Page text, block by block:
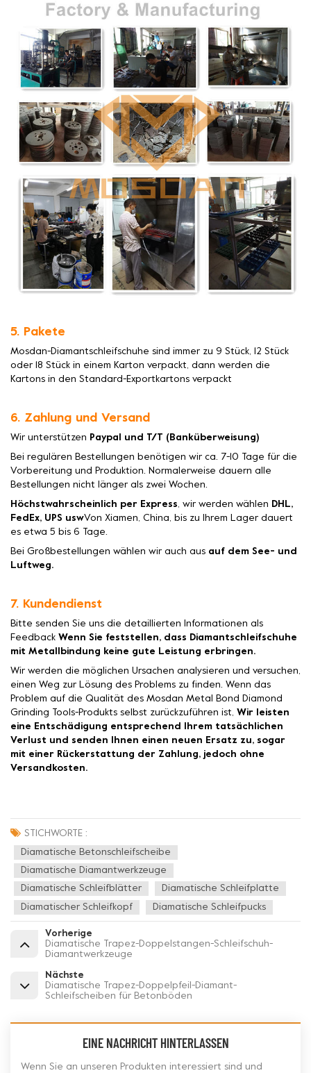
5. Pakete
Mosdan-Diamantschleifschuhe sind immer zu 9 Stück, 12 Stück
oder 18 Stück in einem Karton verpackt, dann werden die
Kartons in den Standard-Exportkartons verpackt
6. Zahlung und Versand
Wir unterstützen Paypal und T/T (Banküberweisung)
Bei regulären Bestellungen benötigen wir ca. 7-10 Tage für die
Vorbereitung und Produktion. Normalerweise dauern alle
Bestellungen nicht länger als zwei Wochen.
Höchstwahrscheinlich per Express, wir werden wählen DHL,
FedEx, UPS uswVon Xiamen, China, bis zu Ihrem Lager dauert
es etwa 5 bis 6 Tage.
Bei Großbestellungen wählen wir auch aus auf dem See- und
Luftweg.
7. Kundendienst
Bitte senden Sie uns die detaillierten Informationen als
Feedback Wenn Sie feststellen, dass Diamantschleifschuhe
mit Metallbindung keine gute Leistung erbringen.
Wir werden die möglichen Ursachen analysieren und versuchen,
einen Weg zur Lösung des Problems zu finden. Wenn das
Problem auf die Qualität des Mosdan Metal Bond Diamond
Grinding Tools-Produkts selbst zurückzuführen ist, Wir leisten
eine Entschädigung entsprechend Ihrem tatsächlichen
Verlust und senden Ihnen einen neuen Ersatz zu, sogar
mit einer Rückerstattung der Zahlung, jedoch ohne
Versandkosten.
STICHWORTE :
Diamatische Betonschleifscheibe
Diamatische Diamantwerkzeuge
Diamatische Schleifblätter
Diamatische Schleifplatte
Diamatischer Schleifkopf Diamatische Schleifpucks
Vorherige
Diamatische Trapez-Doppelstangen-Schleifschuh-
Diamantwerkzeuge
Nächste
Diamatische Trapez-Doppelpfeil-Diamant-
Schleifscheiben für Betonböden
EINE NACHRICHT HINTERLASSEN
Wenn Sie an unseren Produkten interessiert sind und